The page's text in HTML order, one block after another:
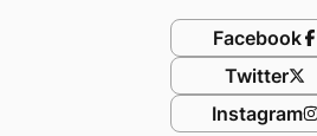
Facebook
Twitter
Instagram